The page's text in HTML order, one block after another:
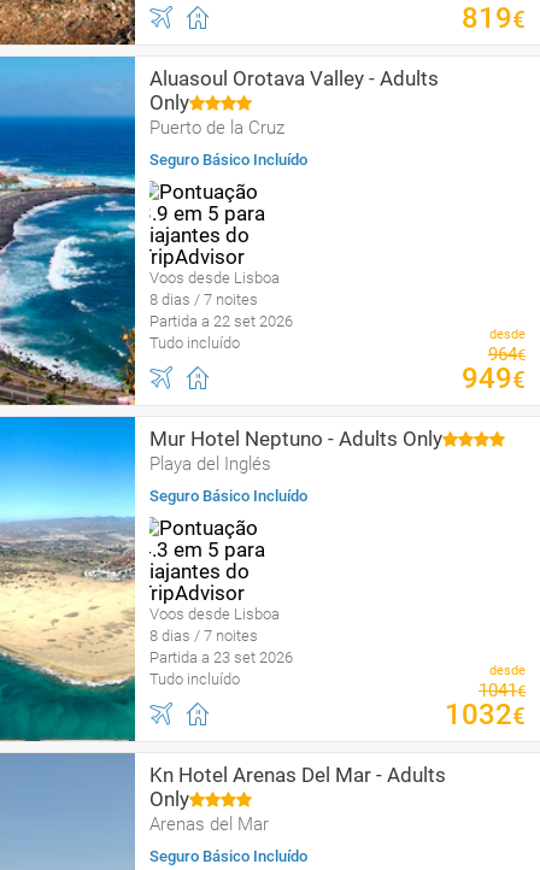
819€
Aluasoul Orotava Valley - Adults
Only
Puerto de la Cruz
Seguro Básico Incluído
Voos desde Lisboa
8 dias / 7 noites
Partida a 22 set 2026
Tudo incluído
desde
964€
949€
Mur Hotel Neptuno - Adults Only
Playa del Inglés
Seguro Básico Incluído
Voos desde Lisboa
8 dias / 7 noites
Partida a 23 set 2026
Tudo incluído
desde
1041€
1032€
Kn Hotel Arenas Del Mar - Adults
Only
Arenas del Mar
Seguro Básico Incluído